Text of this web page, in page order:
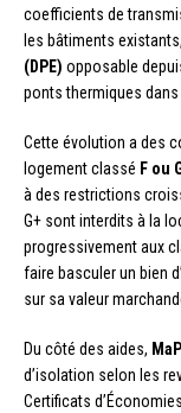
coefficients de
les bâtiments
(DPE) opposable
ponts thermiques
Cette évolution a des
logement classé F ou
à des restrictions
G+ sont interdits à la
progressivement aux
faire basculer un bien
sur sa valeur
Du côté des aides,
d’isolation selon les
Certificats